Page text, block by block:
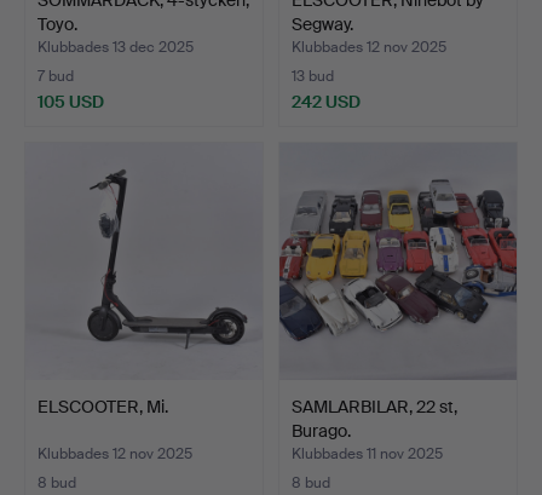
Toyo.
Klubbades 13 dec 2025
7 bud
105 USD
Segway.
Klubbades 12 nov 2025
13 bud
242 USD
ELSCOOTER, Mi.
Klubbades 12 nov 2025
8 bud
SAMLARBILAR, 22 st,
Burago.
Klubbades 11 nov 2025
8 bud